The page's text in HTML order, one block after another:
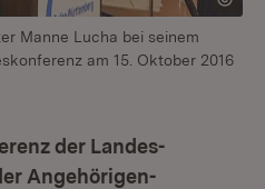
Manne Lucha bei seinem
am 15. Oktober 2016
der Landes-
Angehörigen-